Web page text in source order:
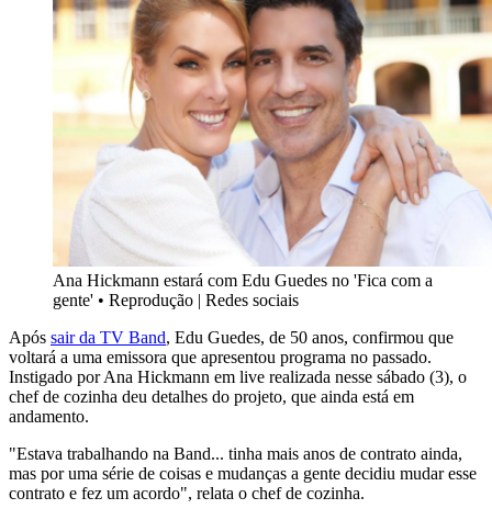
Ana Hickmann estará com Edu Guedes no 'Fica com a
gente' • Reprodução | Redes sociais
Após sair da TV Band, Edu Guedes, de 50 anos, confirmou que
voltará a uma emissora que apresentou programa no passado.
Instigado por Ana Hickmann em live realizada nesse sábado (3), o
chef de cozinha deu detalhes do projeto, que ainda está em
andamento.
"Estava trabalhando na Band... tinha mais anos de contrato ainda,
mas por uma série de coisas e mudanças a gente decidiu mudar esse
contrato e fez um acordo", relata o chef de cozinha.